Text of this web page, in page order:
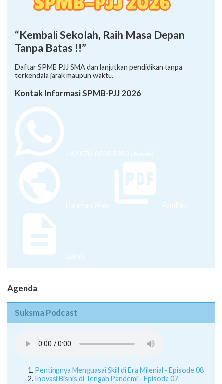
“Kembali Sekolah, Raih Masa Depan
Tanpa Batas !!”
Daftar SPMB PJJ SMA dan lanjutkan pendidikan tanpa
terkendala jarak maupun waktu.
Kontak Informasi SPMB-PJJ 2026
+62 878-8528-5958 (Ayumi)
Halaman Web Pamflet
Juknis
Agenda
Suksma Podcast
Pentingnya Menguasai Skill di Era Milenial - Episode 08
Inovasi Bisnis di Tengah Pandemi - Episode 07